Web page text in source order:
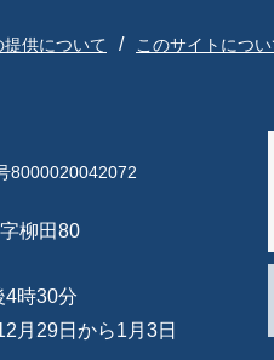
提供について このサイトについ
8000020042072
柳田80
4時30分
月29日から1月3日